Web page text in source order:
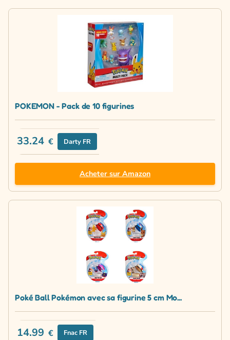
POKEMON - Pack de 10 figurines
33.24 € Darty FR
Acheter sur Amazon
Poké Ball Pokémon avec sa figurine 5 cm Mo...
14.99 € Fnac FR